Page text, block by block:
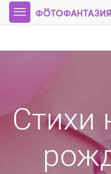
Стихи